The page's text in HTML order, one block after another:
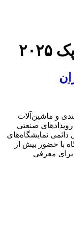
و ماشین‌آلات
از مهم‌ترین رویدادهای صنعتی
۲ تا ۵ دی‌ماه ۱۴۰۴ در محل دائمی نمایشگاه‌های
با حضور بیش از
برای معرفی